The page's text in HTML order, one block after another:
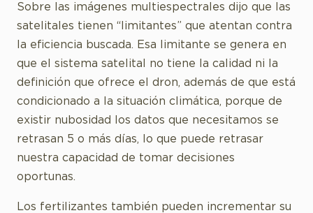
Sobre las imágenes multiespectrales dijo que las
satelitales tienen “limitantes” que atentan contra
la eficiencia buscada. Esa limitante se genera en
que el sistema satelital no tiene la calidad ni la
definición que ofrece el dron, además de que está
condicionado a la situación climática, porque de
existir nubosidad los datos que necesitamos se
retrasan 5 o más días, lo que puede retrasar
nuestra capacidad de tomar decisiones
oportunas.
Los fertilizantes también pueden incrementar su